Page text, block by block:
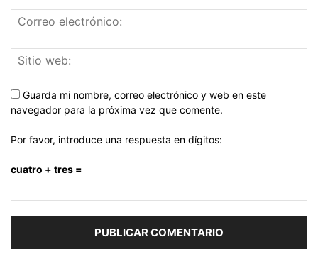
Guarda mi nombre, correo electrónico y web en este
navegador para la próxima vez que comente.
Por favor, introduce una respuesta en dígitos:
cuatro + tres =